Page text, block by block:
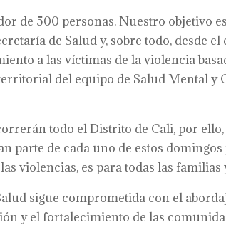
de 500 personas. Nuestro objetivo
de Salud y, sobre todo, desde
a las víctimas de la violencia
del equipo de Salud Mental y
todo el Distrito de Cali, por
parte de cada uno de estos
violencias, es para todas las
sigue comprometida con el
y el fortalecimiento de las